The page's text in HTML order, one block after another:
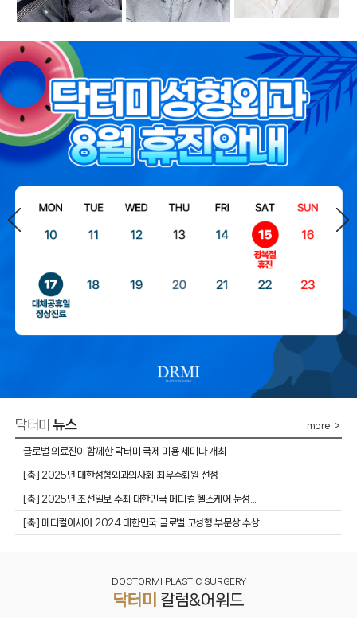
닥터미뉴스 more ＞
글로벌 의료진이 함께한 닥터미 국제 미용 세미나 개최
​[축] 2025년 대한성형외과의사회 최우수회원 선정
​[축] 2025년 조선일보 주최 대한민국 메디컬 헬스케어 눈성...
[축] 메디컬아시아 2024 대한민국 글로벌 코성형 부문상 수상
DOCTORMI PLASTIC SURGERY
닥터미 칼럼&어워드